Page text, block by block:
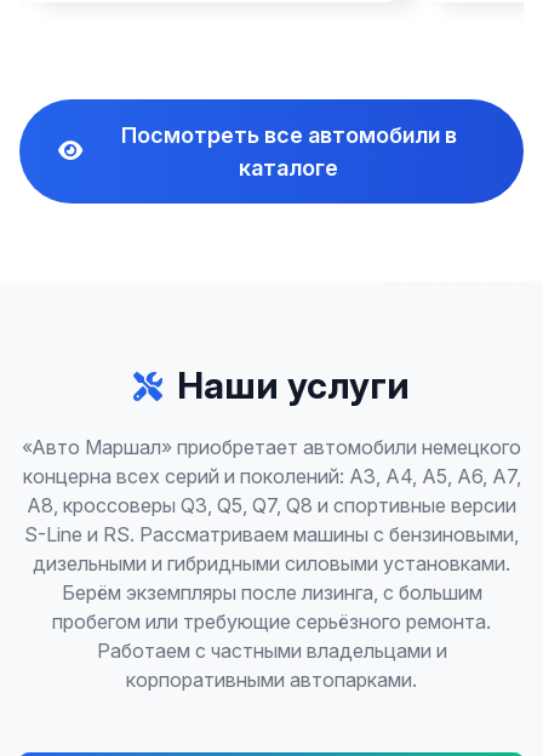
Посмотреть все автомобили в
каталоге
Наши услуги
«Авто Маршал» приобретает автомобили немецкого
концерна всех серий и поколений: A3, A4, A5, A6, A7,
A8, кроссоверы Q3, Q5, Q7, Q8 и спортивные версии
S-Line и RS. Рассматриваем машины с бензиновыми,
дизельными и гибридными силовыми установками.
Берём экземпляры после лизинга, с большим
пробегом или требующие серьёзного ремонта.
Работаем с частными владельцами и
корпоративными автопарками.